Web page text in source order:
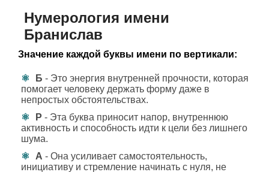
Нумерология имени
Бранислав
Значение каждой буквы имени по вертикали:
Б - Это энергия внутренней прочности, которая
помогает человеку держать форму даже в
непростых обстоятельствах.
Р - Эта буква приносит напор, внутреннюю
активность и способность идти к цели без лишнего
шума.
А - Она усиливает самостоятельность,
инициативу и стремление начинать с нуля, не